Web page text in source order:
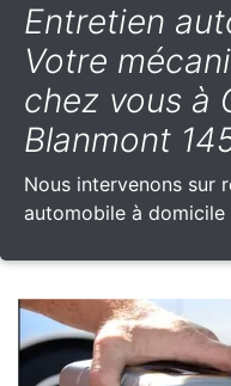
Entretien
Votre
chez vous à
Blanmont
Nous intervenons sur
automobile à domicile